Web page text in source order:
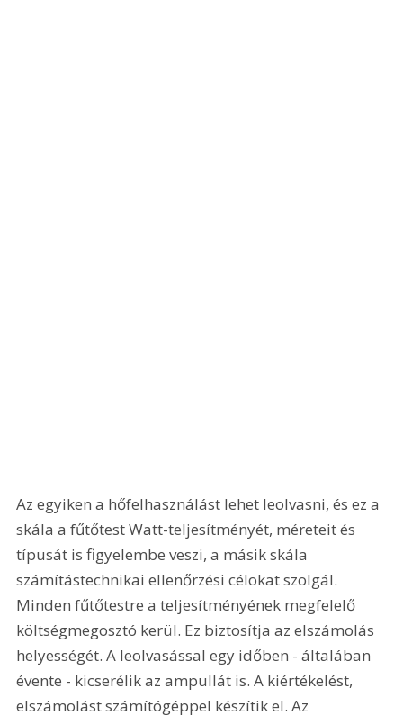
Az egyiken a hőfelhasználást lehet leolvasni, és ez a
skála a fűtőtest Watt-teljesítményét, méreteit és
típusát is figyelembe veszi, a másik skála
számítástechnikai ellenőrzési célokat szolgál.
Minden fűtőtestre a teljesítményének megfelelő
költségmegosztó kerül. Ez biztosítja az elszámolás
helyességét. A leolvasással egy időben - általában
évente - kicserélik az ampullát is. A kiértékelést,
elszámolást számítógéppel készítik el. Az